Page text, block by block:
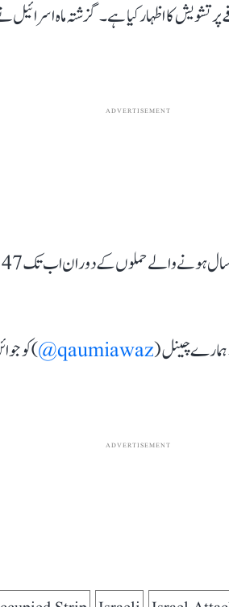
کا اظہار کیا ہے۔ گزشتہ ماہ
ADVERTISEMENT
ہمارے چینل (qaumiawaz@
) کو
ADVERTISEMENT